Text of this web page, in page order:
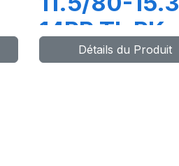
14PR TL PK
303Détails du Produit